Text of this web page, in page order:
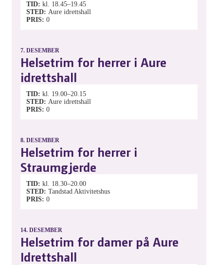
TID kl. 18.45–19.45
STED Aure idrettshall
PRIS 0
7. DESEMBER
Helsetrim for herrer i Aure
idrettshall
TID kl. 19.00–20.15
STED Aure idrettshall
PRIS 0
8. DESEMBER
Helsetrim for herrer i
Straumgjerde
TID kl. 18.30–20.00
STED Tandstad Aktivitetshus
PRIS 0
14. DESEMBER
Helsetrim for damer på Aure
Idrettshall